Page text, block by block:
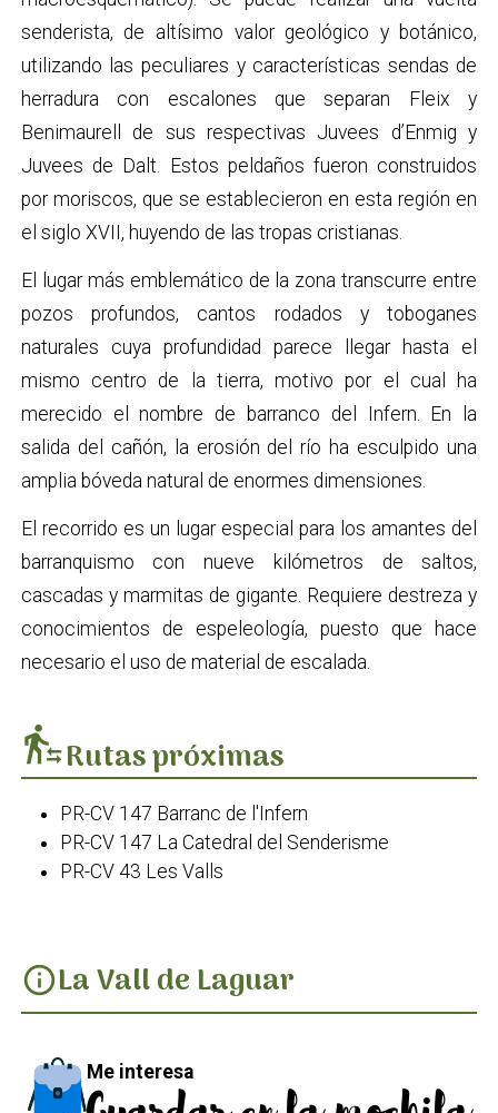
senderista, de altísimo valor geológico y botánico,
utilizando las peculiares y características sendas de
herradura con escalones que separan Fleix y
Benimaurell de sus respectivas Juvees d’Enmig y
Juvees de Dalt. Estos peldaños fueron construidos
por moriscos, que se establecieron en esta región en
el siglo XVII, huyendo de las tropas cristianas.
El lugar más emblemático de la zona transcurre entre
pozos profundos, cantos rodados y toboganes
naturales cuya profundidad parece llegar hasta el
mismo centro de la tierra, motivo por el cual ha
merecido el nombre de barranco del Infern. En la
salida del cañón, la erosión del río ha esculpido una
amplia bóveda natural de enormes dimensiones.
El recorrido es un lugar especial para los amantes del
barranquismo con nueve kilómetros de saltos,
cascadas y marmitas de gigante. Requiere destreza y
conocimientos de espeleología, puesto que hace
necesario el uso de material de escalada.
transfer_within_a_stationRutas próximas
PR-CV 147 Barranc de l'Infern
PR-CV 147 La Catedral del Senderisme
PR-CV 43 Les Valls
infoLa Vall de Laguar
Me interesa